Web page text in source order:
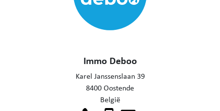
Immo Deboo
Karel Janssenslaan 39
8400 Oostende
België